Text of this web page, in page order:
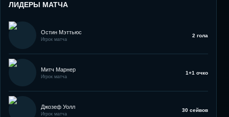
ЛИДЕРЫ МАТЧА
Остин Мэттьюс
Игрок матча
2 гола
Митч Марнер
Игрок матча
1+1 очко
Джозеф Уолл
Игрок матча
30 сейвов